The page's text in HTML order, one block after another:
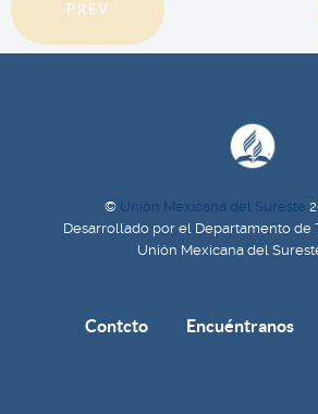
PREV
© Unión Mexicana del Sureste
Desarrollado por el Departamento de
Unión Mexicana del
Contcto Encuéntranos